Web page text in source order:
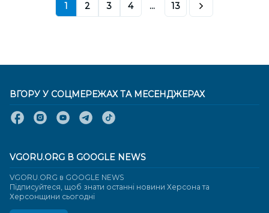
1 2 3 4 ... 13
ВГОРУ У СОЦМЕРЕЖАХ ТА МЕСЕНДЖЕРАХ
VGORU.ORG В GOOGLE NEWS
VGORU.ORG в GOOGLE NEWS
Підписуйтеся, щоб знати останні новини Херсона та
Херсонщини сьогодні